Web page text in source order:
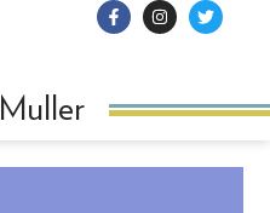
Muller